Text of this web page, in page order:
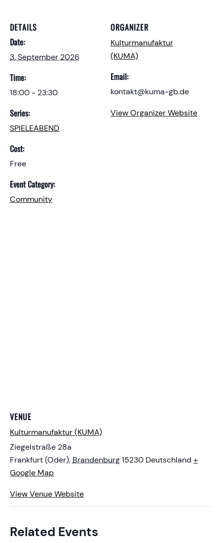
DETAILS
Date:
3. September 2026
Time:
18:00 - 23:30
Series:
SPIELEABEND
Cost:
Free
Event Category:
Community
ORGANIZER
Kulturmanufaktur
(KUMA)
Email:
kontakt@kuma-gb.de
View Organizer Website
VENUE
Kulturmanufaktur (KUMA)
Ziegelstraße 28a
Frankfurt (Oder), Brandenburg15230 Deutschland +
Google Map
View Venue Website
Related Events